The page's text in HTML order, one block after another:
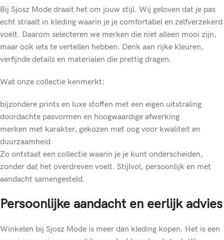
Bij Sjosz Mode draait het om jouw stijl. Wij geloven dat je pas
echt straalt in kleding waarin je je comfortabel en zelfverzekerd
voelt. Daarom selecteren we merken die niet alleen mooi zijn,
maar ook iets te vertellen hebben. Denk aan rijke kleuren,
verfijnde details en materialen die prettig dragen.
Wat onze collectie kenmerkt:
bijzondere prints en luxe stoffen met een eigen uitstraling
doordachte pasvormen en hoogwaardige afwerking
merken met karakter, gekozen met oog voor kwaliteit en
duurzaamheid
Zo ontstaat een collectie waarin je je kunt onderscheiden,
zonder dat het overdreven voelt. Stijlvol, persoonlijk en met
aandacht samengesteld.
Persoonlijke aandacht en eerlijk advies
Winkelen bij Sjosz Mode is meer dan kleding kopen. Het is een